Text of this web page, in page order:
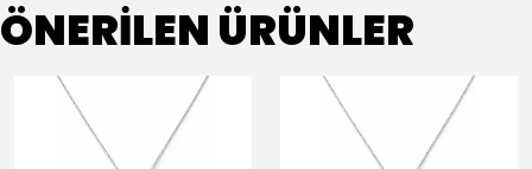
ÖNERİLEN ÜRÜNLER